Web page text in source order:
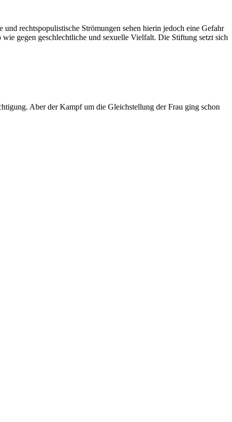
rechtspopulistische Strömungen sehen hierin jedoch eine Gefahr
gegen geschlechtliche und sexuelle Vielfalt. Die Stiftung setzt sich
Aber der Kampf um die Gleichstellung der Frau ging schon